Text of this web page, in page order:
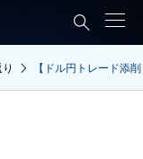

【ドル円トレード添